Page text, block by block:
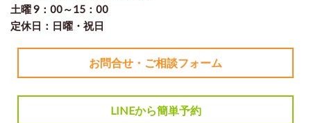
土曜 9：00～15：00
定休日：日曜・祝日
お問合せ・ご相談フォーム
LINEから簡単予約